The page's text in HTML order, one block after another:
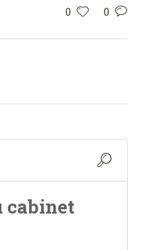
0 0
cabinet